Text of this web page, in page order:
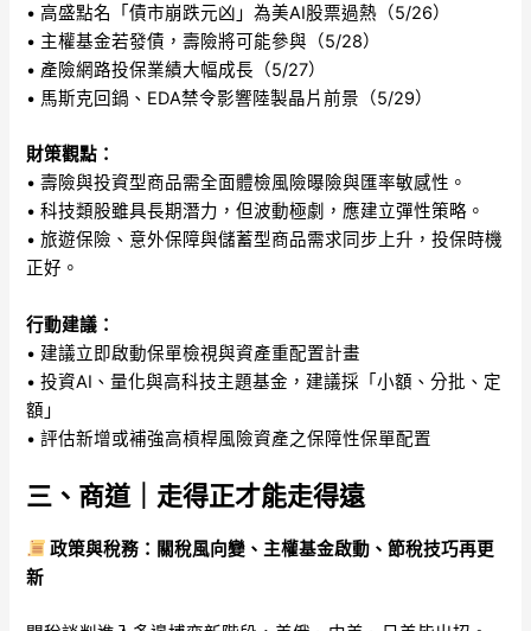
• 高盛點名「債市崩跌元凶」為美AI股票過熱（5/26）
• 主權基金若發債，壽險將可能參與（5/28）
• 產險網路投保業績大幅成長（5/27）
• 馬斯克回鍋、EDA禁令影響陸製晶片前景（5/29）
財策觀點：
• 壽險與投資型商品需全面體檢風險曝險與匯率敏感性。
• 科技類股雖具長期潛力，但波動極劇，應建立彈性策略。
• 旅遊保險、意外保障與儲蓄型商品需求同步上升，投保時機
正好。
行動建議：
• 建議立即啟動保單檢視與資產重配置計畫
• 投資AI、量化與高科技主題基金，建議採「小額、分批、定
額」
• 評估新增或補強高槓桿風險資產之保障性保單配置
三、商道｜走得正才能走得遠
政策與稅務：關稅風向變、主權基金啟動、節稅技巧再更
新